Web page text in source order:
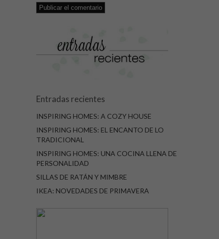
Entradas recientes
INSPIRING HOMES: A COZY HOUSE
INSPIRING HOMES: EL ENCANTO DE LO
TRADICIONAL
INSPIRING HOMES: UNA COCINA LLENA DE
PERSONALIDAD
SILLAS DE RATÁN Y MIMBRE
IKEA: NOVEDADES DE PRIMAVERA